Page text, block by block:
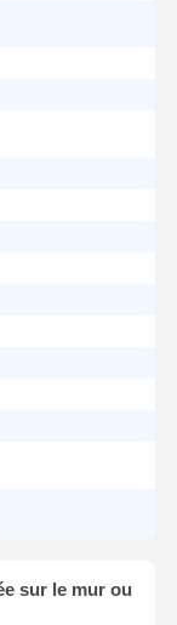
sur le mur ou